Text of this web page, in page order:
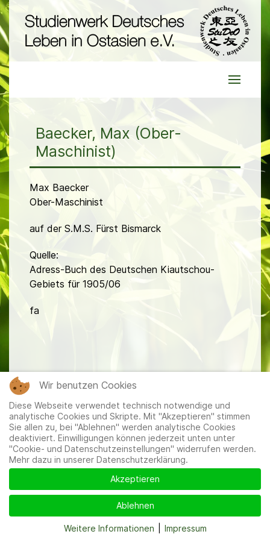
Baecker, Max (Ober-
Maschinist)
Max Baecker
Ober-Maschinist
auf der S.M.S. Fürst Bismarck
Quelle:
Adress-Buch des Deutschen Kiautschou-
Gebiets für 1905/06
fa
Mitglieder Impressum Datenschutzerklärung
Cookie-
und Datenschutzeinstellungen
Wir benutzen Cookies
Diese Webseite verwendet technisch notwendige und
analytische Cookies und Skripte. Mit "Akzeptieren" stimmen
Sie allen zu, bei "Ablehnen" werden analytische Cookies
deaktiviert. Einwilligungen können jederzeit unten unter
"Cookie- und Datenschutzeinstellungen" widerrufen werden.
Mehr dazu in unserer Datenschutzerklärung.
Akzeptieren
Ablehnen
Weitere Informationen Impressum